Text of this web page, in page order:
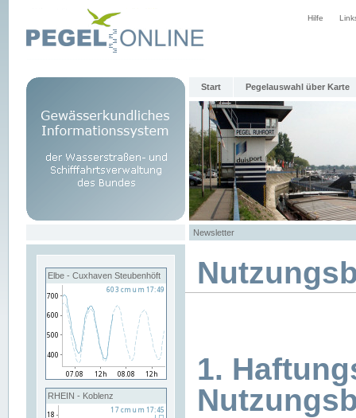
Hilfe
Start Pegelauswahl über Karte
Newsletter
Elbe - Cuxhaven Steubenhöft
RHEIN - Koblenz
1.